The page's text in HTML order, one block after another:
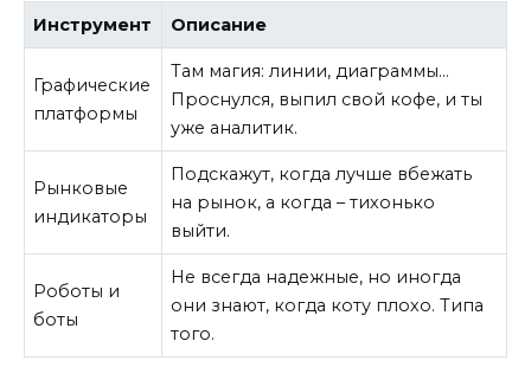
Инструмент Описание
Графические
платформы
Там магия: линии, диаграммы…
Проснулся, выпил свой кофе, и ты
уже аналитик.
Рынковые
индикаторы
Подскажут, когда лучше вбежать
на рынок, а когда – тихонько
выйти.
Роботы и
боты
Не всегда надежные, но иногда
они знают, когда коту плохо. Типа
того.